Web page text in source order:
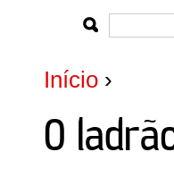
Início ›
O